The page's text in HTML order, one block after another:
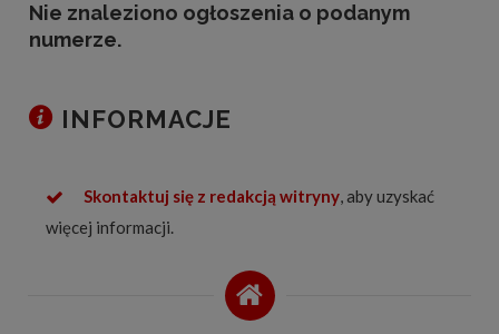
Nie znaleziono ogłoszenia o podanym
numerze.
INFORMACJE
Skontaktuj się z redakcją witryny, aby uzyskać
więcej informacji.